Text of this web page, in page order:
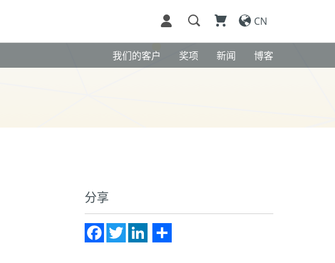
CN
博客
新闻
奖项
我们的客户
分享